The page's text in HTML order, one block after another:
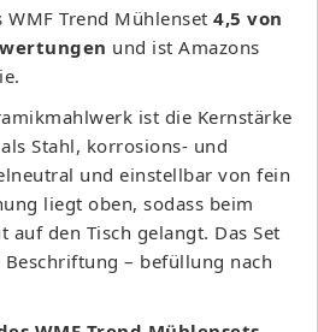
Trend Mühlenset 4,5 von
und ist Amazons
ist die Kernstärke
Stahl, korrosions- und
und einstellbar von fein
liegt oben, sodass beim
den Tisch gelangt. Das Set
– befüllung nach